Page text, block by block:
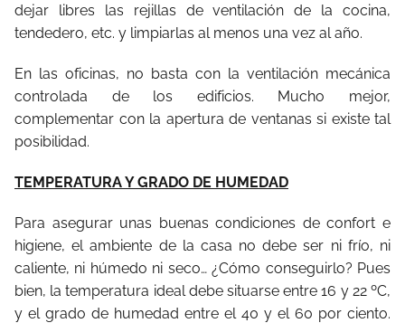
dejar libres las rejillas de ventilación de la cocina,
tendedero, etc. y limpiarlas al menos una vez al año.
En las oficinas, no basta con la ventilación mecánica
controlada de los edificios. Mucho mejor,
complementar con la apertura de ventanas si existe tal
posibilidad.
TEMPERATURA Y GRADO DE HUMEDAD
Para asegurar unas buenas condiciones de confort e
higiene, el ambiente de la casa no debe ser ni frío, ni
caliente, ni húmedo ni seco… ¿Cómo conseguirlo? Pues
bien, la temperatura ideal debe situarse entre 16 y 22 ºC,
y el grado de humedad entre el 40 y el 60 por ciento.